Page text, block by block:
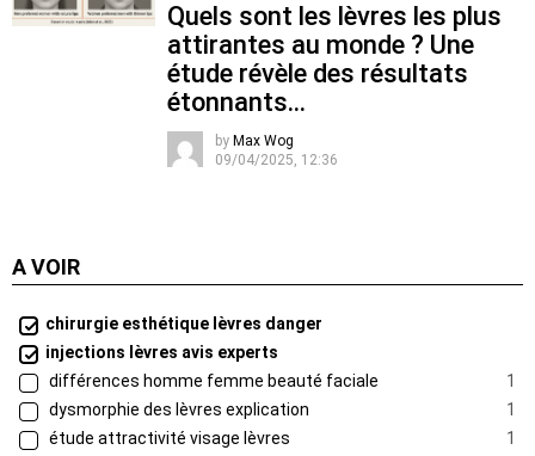
Quels sont les lèvres les plus
attirantes au monde ? Une
étude révèle des résultats
étonnants…
by Max Wog
09/04/2025, 12:36
A VOIR
chirurgie esthétique lèvres danger
injections lèvres avis experts
différences homme femme beauté faciale
1
dysmorphie des lèvres explication
1
étude attractivité visage lèvres
1